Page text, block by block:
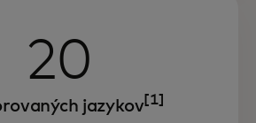
20
jazykov[1]